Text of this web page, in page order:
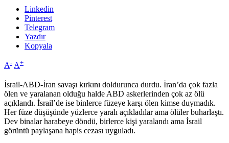
Linkedin
Pinterest
Telegram
Yazdır
Kopyala
A- A+
İsrail-ABD-İran savaşı kırkını doldurunca durdu. İran’da çok fazla
ölen ve yaralanan olduğu halde ABD askerlerinden çok az ölü
açıklandı. İsrail’de ise binlerce füzeye karşı ölen kimse duymadık.
Her füze düşüşünde yüzlerce yaralı açıkladılar ama ölüler buharlaştı.
Dev binalar harabeye döndü, birlerce kişi yaralandı ama İsrail
görüntü paylaşana hapis cezası uyguladı.